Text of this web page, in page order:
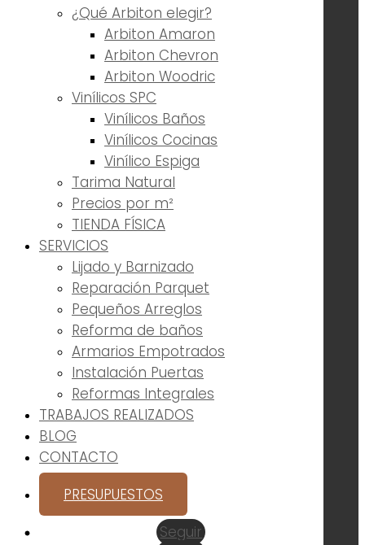
¿Qué Arbiton elegir?
Arbiton Amaron
Arbiton Chevron
Arbiton Woodric
Vinílicos SPC
Vinílicos Baños
Vinílicos Cocinas
Vinílico Espiga
Tarima Natural
Precios por m²
TIENDA FÍSICA
SERVICIOS
Lijado y Barnizado
Reparación Parquet
Pequeños Arreglos
Reforma de baños
Armarios Empotrados
Instalación Puertas
Reformas Integrales
TRABAJOS REALIZADOS
BLOG
CONTACTO
PRESUPUESTOS
Seguir